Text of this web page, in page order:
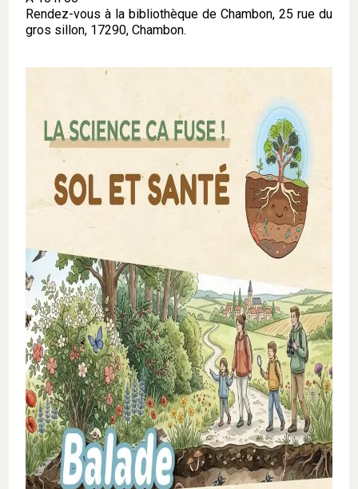
Rendez-vous à la bibliothèque de Chambon, 25 rue du
gros sillon, 17290, Chambon.